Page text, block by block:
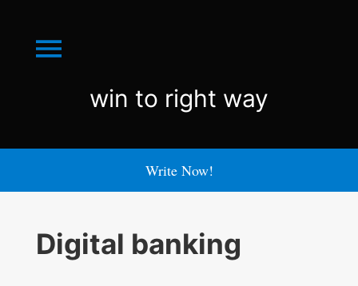
Menu
win
right
win to right way
Write Now!
Digital banking